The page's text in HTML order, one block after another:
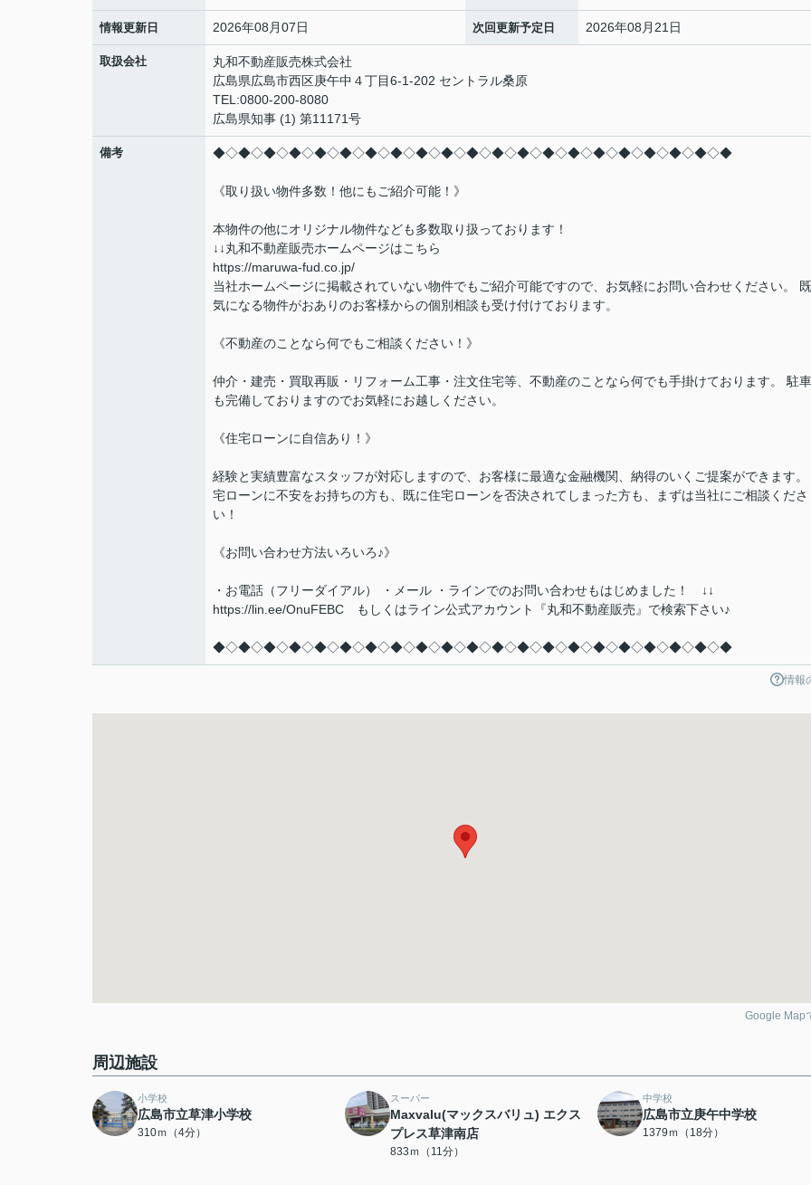
情報更新日 2026年08月07日 次回更新予定日 2026年08月21日
取扱会社
丸和不動産販売株式会社
広島県広島市西区庚午中４丁目6-1-202 セントラル桑原
TEL:0800-200-8080
広島県知事 (1) 第11171号
備考 ◆◇◆◇◆◇◆◇◆◇◆◇◆◇◆◇◆◇◆◇◆◇◆◇◆◇◆◇◆◇◆◇◆◇◆◇◆◇◆◇◆
《取り扱い物件多数！他にもご紹介可能！》
本物件の他にオリジナル物件なども多数取り扱っております！
↓↓丸和不動産販売ホームページはこちら
https://maruwa-fud.co.jp/
当社ホームページに掲載されていない物件でもご紹介可能ですので、お気軽にお問い合わせください。
気になる物件がおありのお客様からの個別相談も受け付けております。
《不動産のことなら何でもご相談ください！》
仲介・建売・買取再販・リフォーム工事・注文住宅等、不動産のことなら何でも手掛けております。 駐
も完備しておりますのでお気軽にお越しください。
《住宅ローンに自信あり！》
経験と実績豊富なスタッフが対応しますので、お客様に最適な金融機関、納得のいくご提案ができます。
宅ローンに不安をお持ちの方も、既に住宅ローンを否決されてしまった方も、まずは当社にご相談くださ
い！
《お問い合わせ方法いろいろ♪》
・お電話（フリーダイアル） ・メール ・ラインでのお問い合わせもはじめました！ ↓↓
https://lin.ee/OnuFEBC もしくはライン公式アカウント『丸和不動産販売』で検索下さい♪
◆◇◆◇◆◇◆◇◆◇◆◇◆◇◆◇◆◇◆◇◆◇◆◇◆◇◆◇◆◇◆◇◆◇◆◇◆◇◆◇◆
情報
Google Map
周辺施設
小学校
広島市立草津小学校
310ｍ（4分）
スーパー
Maxvalu(マックスバリュ) エクス
プレス草津南店
833ｍ（11分）
中学校
広島市立庚午中学校
1379ｍ（18分）